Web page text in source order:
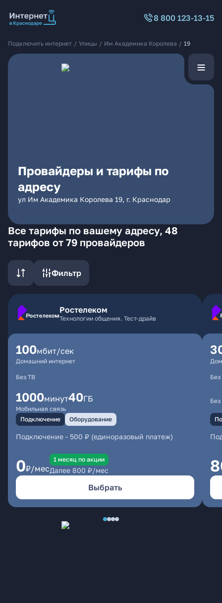
8 800 123-13-15
Подключить интернет / Улицы / Им Академика Королева / 19
Провайдеры и тарифы по
адресу
ул Им Академика Королева 19, г. Краснодар
Все тарифы по вашему адресу, 48
тарифов от 79 провайдеров
Фильтр
Ростелеком
Технологии общения. Тест-драйв
100мбит/сек
Домашний интернет
Без ТВ
1000минут40ГБ
Мобильная связь
Подключение
Оборудование
Подключение - 500 ₽ (единоразовый платеж)
0₽/мес
1 месяц по акции
Далее 800 ₽/мес
Выбрать